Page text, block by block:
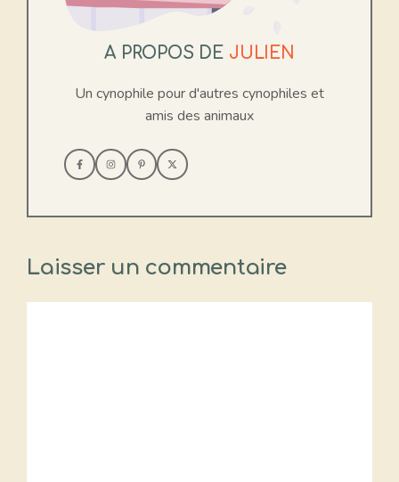
A PROPOS DE JULIEN
Un cynophile pour d'autres cynophiles et
amis des animaux
Laisser un commentaire